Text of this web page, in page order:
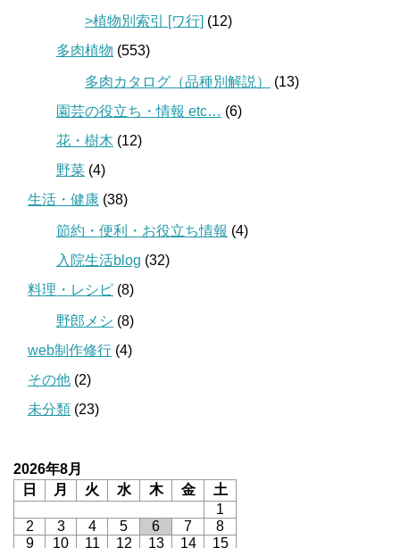
>植物別索引 [ワ行] (12)
多肉植物 (553)
多肉カタログ（品種別解説）
(13)
園芸の役立ち・情報 etc… (6)
花・樹木 (12)
野菜 (4)
生活・健康 (38)
節約・便利・お役立ち情報 (4)
入院生活blog (32)
料理・レシピ (8)
野郎メシ (8)
web制作修行 (4)
その他 (2)
未分類 (23)
2026年8月
日
月 火 水 木 金 土
1
2
3 4 5 6 7
8
9
10 11 12 13 14
15